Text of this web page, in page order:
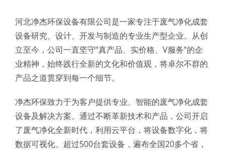
河北净杰环保设备有限公司是一家专注于废气净化成套
设备研究、设计、开发与制造的专业生产型企业。从创
立至今，公司一直坚守“真产品、实价格、V服务”的企
业精神，始终践行全新的文化和价值观，将卓尔不群的
产品之道贯穿到每一个细节。
净杰环保致力于为客户提供专业、智能的废气净化成套
设备及解决方案。通过不断革新技术和产品，公司开启
了废气净化全新时代，利用云平台，将设备数字化，将
数据可视化。超过500台套设备，遍布全国20多个省，